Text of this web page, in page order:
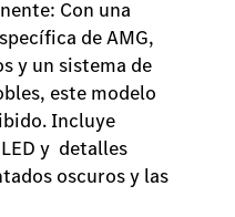
Con una
de AMG,
y un sistema de
este modelo
Incluye
y detalles
oscuros y las